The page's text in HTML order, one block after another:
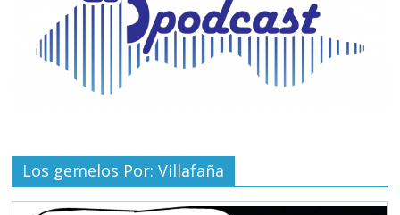
Los gemelos Por: Villafaña